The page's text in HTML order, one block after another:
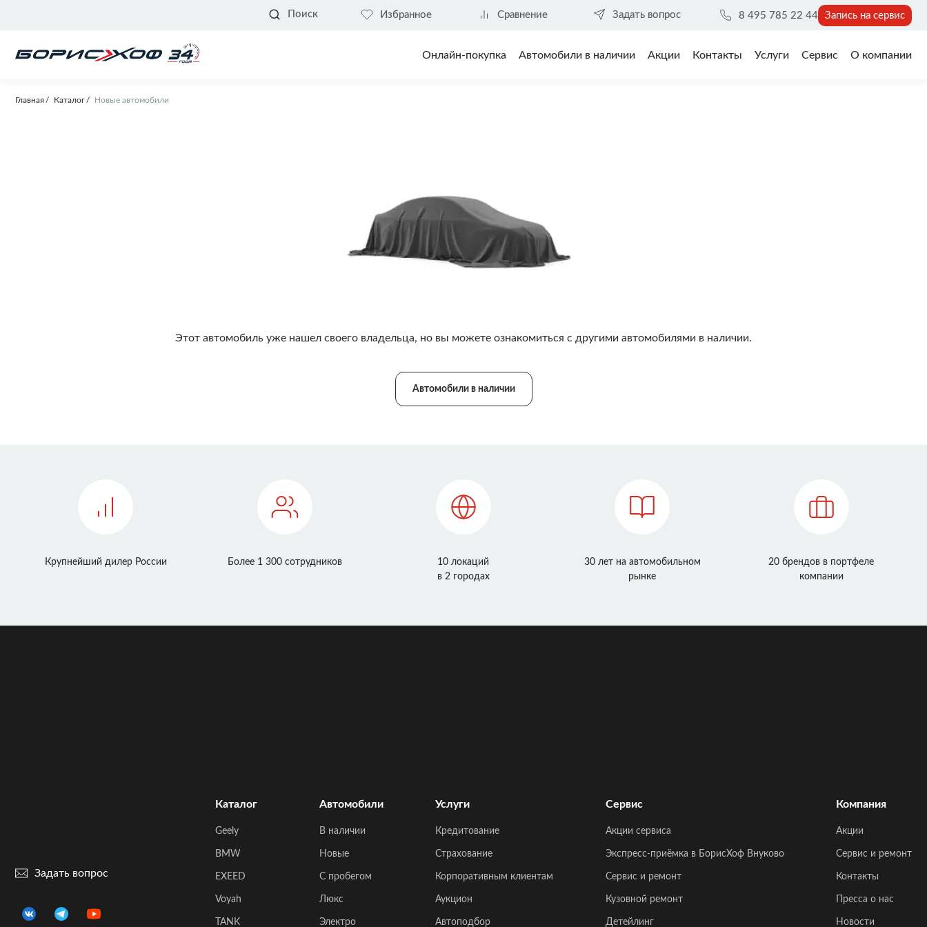
8 495 785 22 44 Запись на сервис
Поиск Избранное Сравнение Задать вопрос
Онлайн-покупка Автомобили в наличии Акции Контакты Услуги Сервис О компании
Главная Каталог Новые автомобили
Этот автомобиль уже нашел своего владельца, но вы можете ознакомиться с другими автомобилями в наличии.
Автомобили в наличии
Крупнейший дилер России Более 1 300 сотрудников
10 локаций
в 2 городах
30 лет на автомобильном
рынке
20 брендов в портфеле
компании
Каталог
Geely
BMW
EXEED
Voyah
TANK
Автомобили
В наличии
Новые
C пробегом
Люкс
Электро
Услуги
Кредитование
Страхование
Корпоративным клиентам
Аукцион
Автоподбор
Сервис
Акции сервиса
Экспресс-приёмка в БорисХоф Внуково
Сервис и ремонт
Кузовной ремонт
Детейлинг
Компания
Акции
Сервис и ремонт
Контакты
Пресса о нас
Новости
Задать вопрос